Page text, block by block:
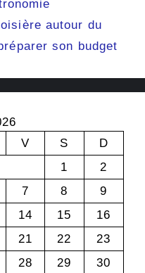
autour du
son budget
V S
D
1
2
7 8
9
14 15
16
21 22
23
28 29
30